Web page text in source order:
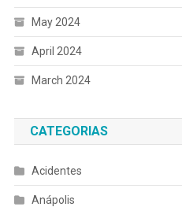
May 2024
April 2024
March 2024
CATEGORIAS
Acidentes
Anápolis